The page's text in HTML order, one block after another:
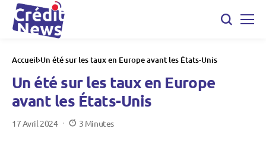
Accueil Un été sur les taux en Europe avant les États-Unis
Un été sur les taux en Europe
avant les États-Unis
17 Avril 2024 3 Minutes